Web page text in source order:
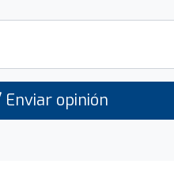
Enviar opinión